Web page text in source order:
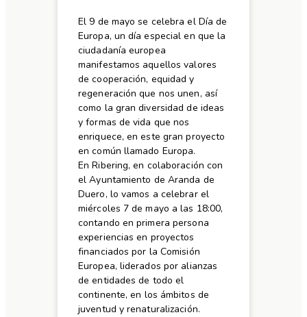
El 9 de mayo se celebra el Día de
Europa, un día especial en que la
ciudadanía europea
manifestamos aquellos valores
de cooperación, equidad y
regeneración que nos unen, así
como la gran diversidad de ideas
y formas de vida que nos
enriquece, en este gran proyecto
en común llamado Europa.
En Ribering, en colaboración con
el Ayuntamiento de Aranda de
Duero, lo vamos a celebrar el
miércoles 7 de mayo a las 18:00,
contando en primera persona
experiencias en proyectos
financiados por la Comisión
Europea, liderados por alianzas
de entidades de todo el
continente, en los ámbitos de
juventud y renaturalización.